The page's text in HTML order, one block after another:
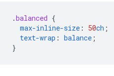
.balanced {
max-inline-size : 50ch ;
text-wrap : balance ;
}